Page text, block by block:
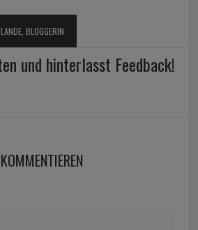
BLOGGERIN
und hinterlasst Feedback!
KOMMENTIEREN